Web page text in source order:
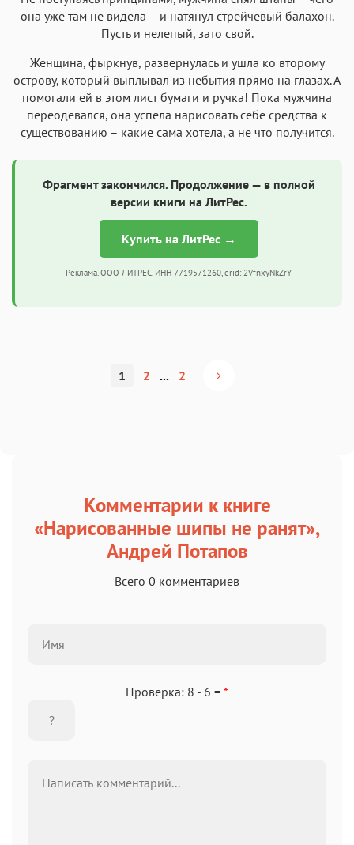
она уже там не видела – и натянул стрейчевый балахон.
Пусть и нелепый, зато свой.
Женщина, фыркнув, развернулась и ушла ко второму
острову, который выплывал из небытия прямо на глазах. А
помогали ей в этом лист бумаги и ручка! Пока мужчина
переодевался, она успела нарисовать себе средства к
существованию – какие сама хотела, а не что получится.
Фрагмент закончился. Продолжение — в полной
версии книги на ЛитРес.
Купить на ЛитРес →
Реклама. ООО ЛИТРЕС, ИНН 7719571260, erid: 2VfnxyNkZrY
1 2 ... 2
Комментарии к книге
«Нарисованные шипы не ранят»,
Андрей Потапов
Всего 0 комментариев
Проверка: 8 - 6 = *